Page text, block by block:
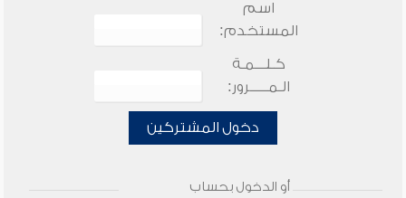
اسم
المستخدم:
كـلـــمـة
الـمـــــرور:
دخول المشتركين
أو الدخول بحساب